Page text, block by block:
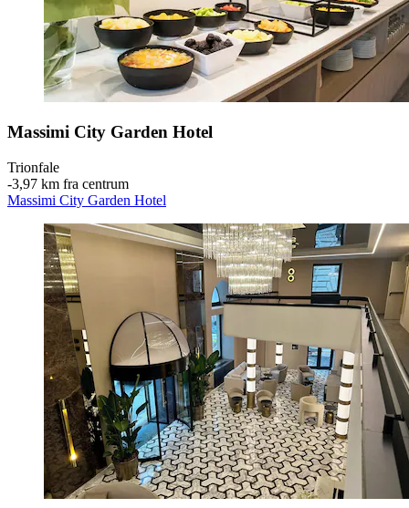
Massimi City Garden Hotel
Trionfale
‐3,97 km fra centrum
Massimi City Garden Hotel